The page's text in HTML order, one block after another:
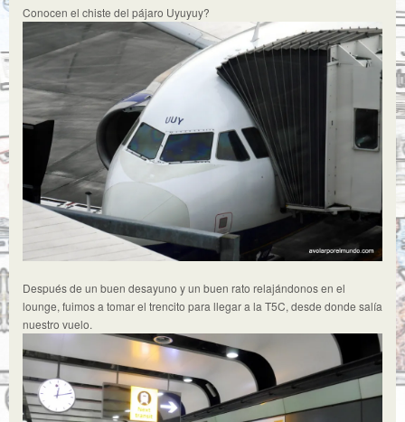
Conocen el chiste del pájaro Uyuyuy?
Después de un buen desayuno y un buen rato relajándonos en el
lounge, fuimos a tomar el trencito para llegar a la T5C, desde donde salía
nuestro vuelo.